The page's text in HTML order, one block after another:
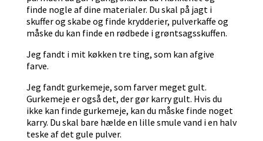
finde nogle af dine materialer. Du skal på jagt i
skuffer og skabe og finde krydderier, pulverkaffe og
måske du kan finde en rødbede i grøntsagsskuffen.
Jeg fandt i mit køkken tre ting, som kan afgive
farve.
Jeg fandt gurkemeje, som farver meget gult.
Gurkemeje er også det, der gør karry gult. Hvis du
ikke kan finde gurkemeje, kan du måske finde noget
karry. Du skal bare hælde en lille smule vand i en halv
teske af det gule pulver.